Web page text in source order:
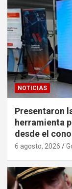
NOTICIAS
Presentaron
herramienta
desde el
6 agosto, 2026